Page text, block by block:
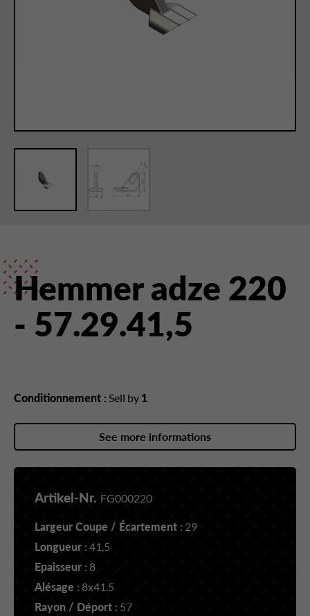
Hemmer adze 220
- 57.29.41,5
Conditionnement : Sell by 1
See more informations
Artikel-Nr. FG000220
Largeur Coupe / Écartement : 29
Longueur : 41,5
Epaisseur : 8
Alésage : 8x41.5
Rayon / Déport : 57